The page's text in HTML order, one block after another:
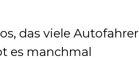
das viele Autofahrer
es manchmal